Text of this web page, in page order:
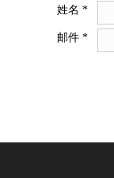
姓名 *
邮件 *